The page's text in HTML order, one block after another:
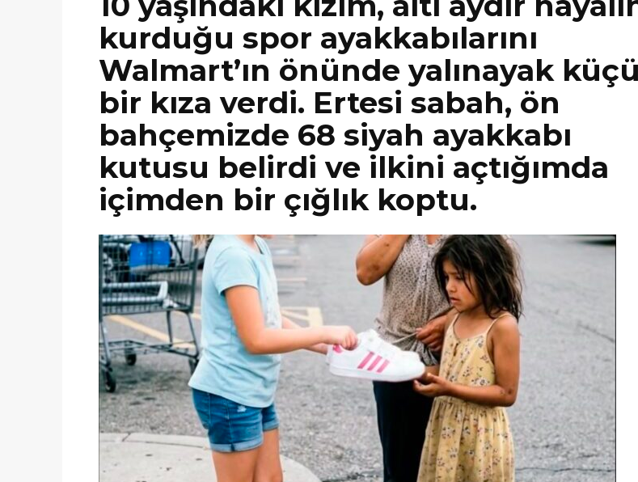
kurduğu spor ayakkabılarını
Walmart’ın önünde yalınayak
bir kıza verdi. Ertesi sabah, ön
bahçemizde 68 siyah ayakkabı
kutusu belirdi ve ilkini açtığımda
içimden bir çığlık koptu.